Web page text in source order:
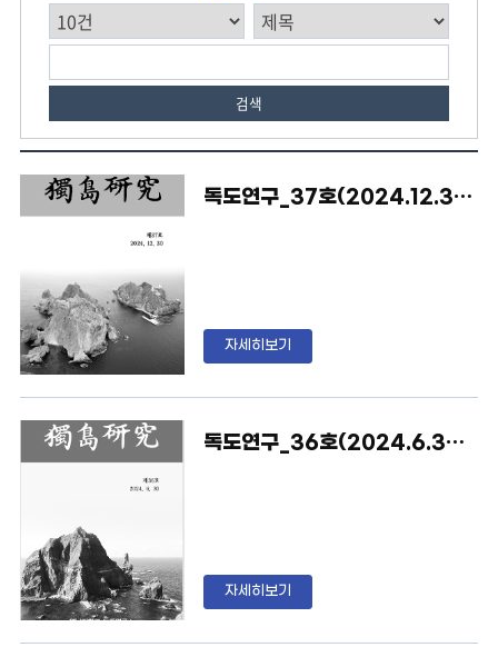
검색
독도연구_37호(2024.12.30)_영남대독도연구소
자세히보기
독도연구_36호(2024.6.30)_영남대독도연구소
자세히보기